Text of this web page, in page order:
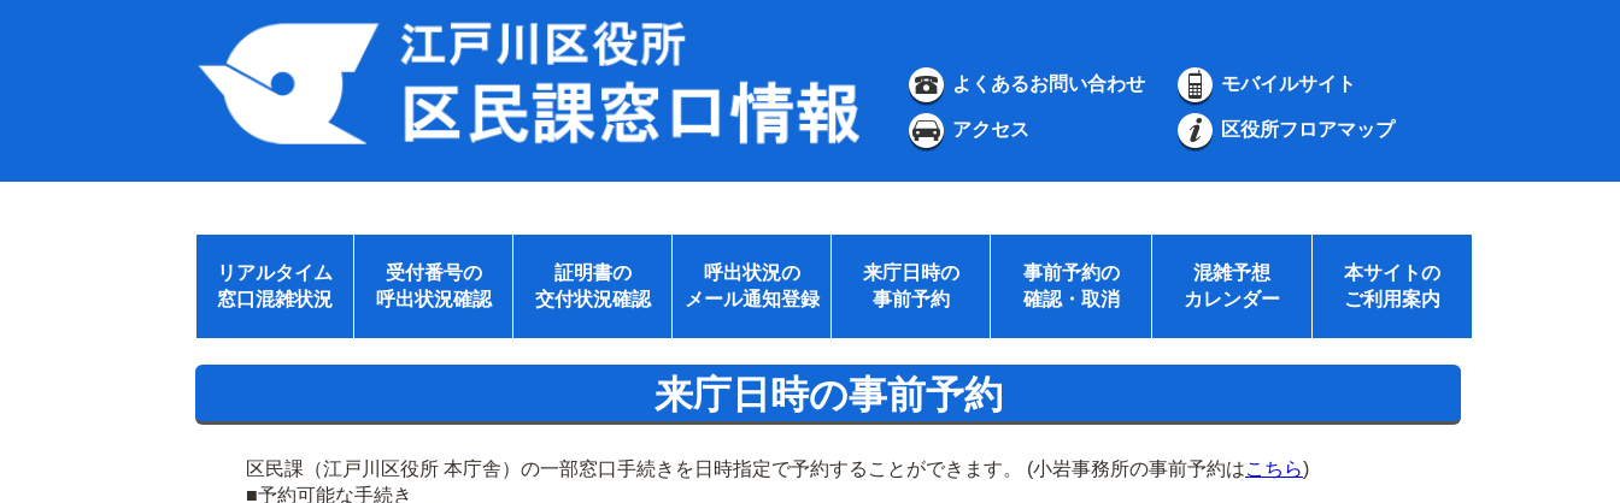
よくあるお問い合わせ モバイルサイト
アクセス 区役所フロアマップ
リアルタイム
窓口混雑状況
受付番号の
呼出状況確認
証明書の
交付状況確認
呼出状況の
メール通知登録
来庁日時の
事前予約
事前予約の
確認・取消
混雑予想
カレンダー
本サイトの
ご利用案内
来庁日時の事前予約
区民課（江戸川区役所 本庁舎）の一部窓口手続きを日時指定で予約することができます。 (小岩事務所の事前予約はこちら)
■予約可能な手続き